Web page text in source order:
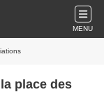
MENU
place des